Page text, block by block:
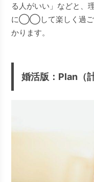
る人がいい」などと、
に◯◯して楽しく過ご
かります。
婚活版：Plan（